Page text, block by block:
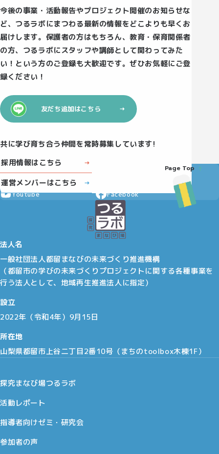
今後の事業・活動報告やプロジェクト開催のお知らせな
ど、つるラボにまつわる最新の情報をどこよりも早くお
届けします。保護者の方はもちろん、教育・保育関係者
の方、つるラボにスタッフや講師として関わってみた
い！という方のご登録も大歓迎です。ぜひお気軽にご登
録ください！
友だち追加はこちら
共に学び育ち合う仲間を常時募集しています!
採用情報はこちら
運営メンバーはこちら
Page Top
Youtube Facebook
法人名
一般社団法人都留まなびの未来づくり推進機構
（都留市の学びの未来づくりプロジェクトに関する各種事業を
行う法人として、地域再生推進法人に指定）
設立
2022年（令和4年）9月15日
所在地
山梨県都留市上谷二丁目2番10号（まちのtoolbox木棟1F）
探究まなび場つるラボ
活動レポート
指導者向けゼミ・研究会
参加者の声